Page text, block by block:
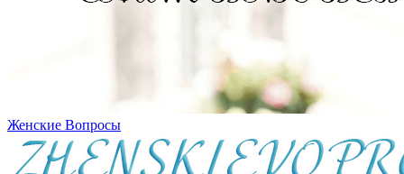
Женские Вопросы